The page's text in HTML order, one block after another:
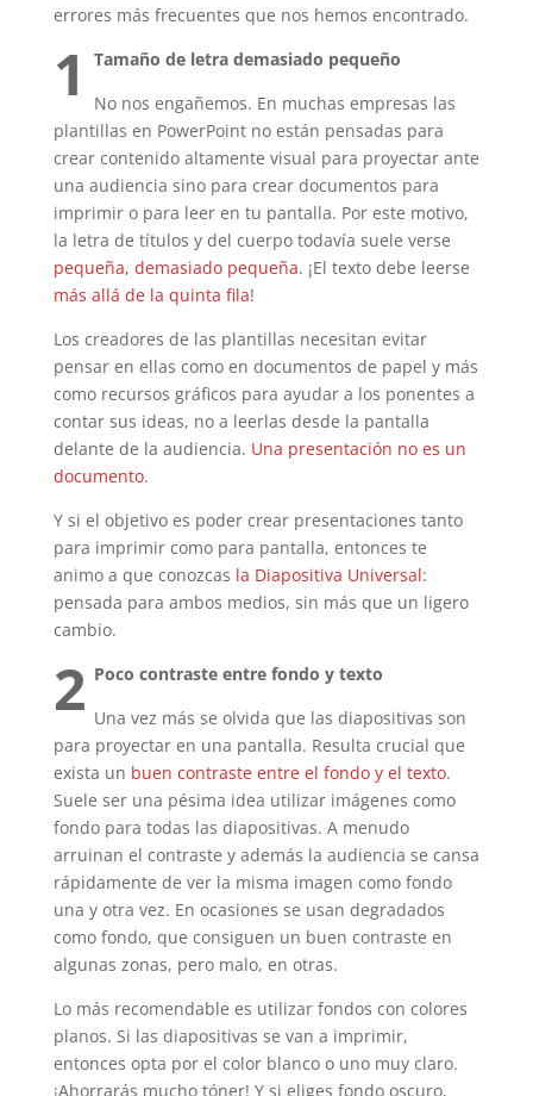
errores más frecuentes que nos hemos encontrado.
1
Tamaño de letra demasiado pequeño
No nos engañemos. En muchas empresas las
plantillas en PowerPoint no están pensadas para
crear contenido altamente visual para proyectar ante
una audiencia sino para crear documentos para
imprimir o para leer en tu pantalla. Por este motivo,
la letra de títulos y del cuerpo todavía suele verse
pequeña, demasiado pequeña. ¡El texto debe leerse
más allá de la quinta fila!
Los creadores de las plantillas necesitan evitar
pensar en ellas como en documentos de papel y más
como recursos gráficos para ayudar a los ponentes a
contar sus ideas, no a leerlas desde la pantalla
delante de la audiencia. Una presentación no es un
documento.
Y si el objetivo es poder crear presentaciones tanto
para imprimir como para pantalla, entonces te
animo a que conozcas la Diapositiva Universal:
pensada para ambos medios, sin más que un ligero
cambio.
2 Poco contraste entre fondo y texto
Una vez más se olvida que las diapositivas son
para proyectar en una pantalla. Resulta crucial que
exista un buen contraste entre el fondo y el texto.
Suele ser una pésima idea utilizar imágenes como
fondo para todas las diapositivas. A menudo
arruinan el contraste y además la audiencia se cansa
rápidamente de ver la misma imagen como fondo
una y otra vez. En ocasiones se usan degradados
como fondo, que consiguen un buen contraste en
algunas zonas, pero malo, en otras.
Lo más recomendable es utilizar fondos con colores
planos. Si las diapositivas se van a imprimir,
entonces opta por el color blanco o uno muy claro.
¡Ahorrarás mucho tóner! Y si eliges fondo oscuro,